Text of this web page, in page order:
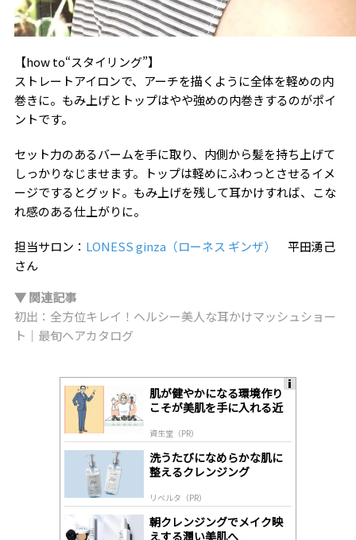
【how to“スタイリング”】
ストレートアイロンで、アーチを描くように全体を軽めの内
巻きに。もみ上げとトップはやや強めの内巻きするのがポイ
ントです。
セット力のあるバームを手に取り、内側から髪を持ち上げて
しっかりなじませます。トップは軽めにふわっとさせるイメ
ージでするとグッド。もみ上げを残して耳かけすれば、こな
れ感のある仕上がりに。
担当サロン： LONESS ginza（ローネス ギンザ）
平田湧己
さん
▼ 関連記事
初出：全方位キレイ！ヘルシー美人な耳かけマッシュショー
ト｜最旬ヘアカタログ
肌が健やかになる環境作り
こそが美肌を手に入れる近
資生堂（PR）
洗うたびになめらかな肌に
整えるクレンジング
リベルタ（PR）
朝クレンジングでメイク映
えする潤い美肌へ